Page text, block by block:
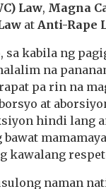
Law, Magna
at Anti-Rape
sa kabila ng
na
pa rin na
at
hindi lang
kawalang
naman